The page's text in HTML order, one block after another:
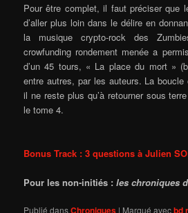
Pour être complet, il faut préciser que
d’aller plus loin dans le délire en
la musique crypto-rock des
crowfunding rondement menée a
d’un 45 tours, « La place du mort »
entre autres, par les auteurs. La
il ne reste plus qu’à retourner sous
le tome 4.
Bonus Track : 3 questions à Julien
Pour les non-initiés : les chroniques
Publié dans | Marqué avec